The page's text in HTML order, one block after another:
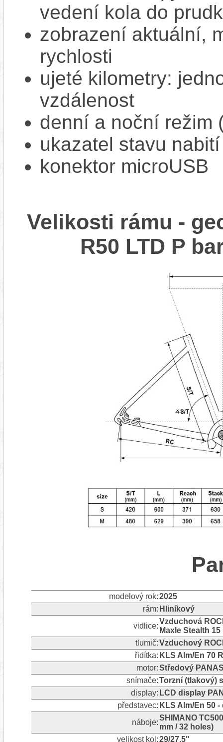
vedení kola do
zobrazení aktuální,
rychlosti
ujeté kilometry:
vzdálenost
denní a noční režim
ukazatel stavu
konektor microUSB
Velikosti rámu -
R50 LTD P
modelový rok:2025
rám: Hliníkový
vidlice:
Vzduchová
Maxle Stealth
tlumič:Vzduchový
řidítka: KLS Alm/En 70
motor:Středový
snímače:Torzní (tlakový)
display: LCD display
představec: KLS Alm/En 50
náboje:
SHIMANO
mm / 32 holes)
velikost kol:29/27,5"